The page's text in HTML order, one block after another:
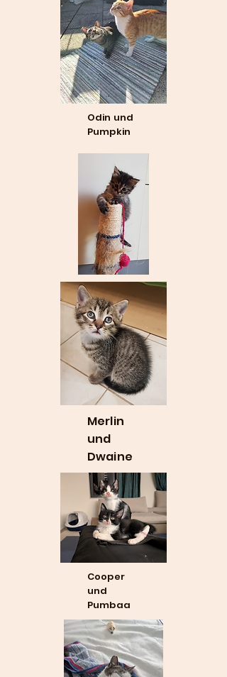
Odin und
Pumpkin
Merlin
und
Dwaine
Cooper
und
Pumbaa